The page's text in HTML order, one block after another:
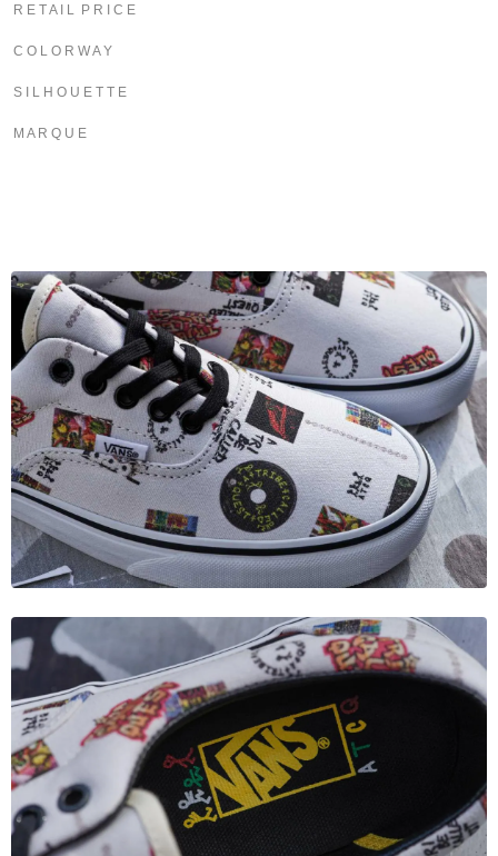
R E T A I L P R I C E
C O L O R W A Y
S I L H O U E T T E
M A R Q U E